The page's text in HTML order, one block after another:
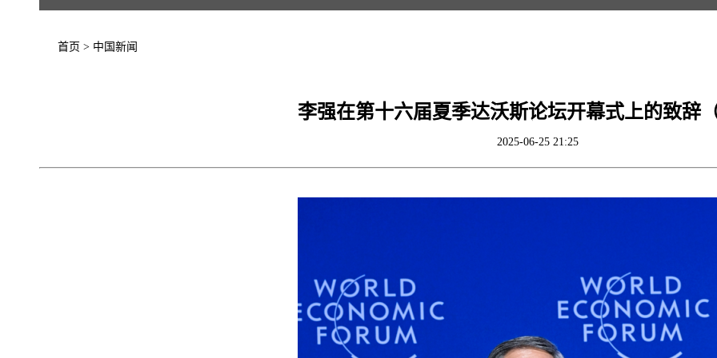
首页 > 中国新闻
李强在第十六届夏季达沃斯论坛开幕式上的致辞
2025-06-25 21:25